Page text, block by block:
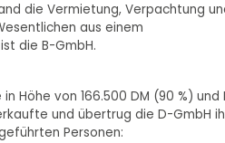
die Vermietung, Verpachtung
aus einem
die B-GmbH.
Höhe von 166.500 DM (90 %) und
und übertrug die D-GmbH
Personen: